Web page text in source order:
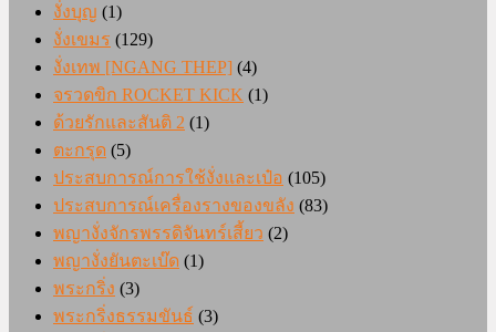
งั่งบุญ (1)
งั่งเขมร (129)
งั่งเทพ [NGANG THEP] (4)
จรวดขิก ROCKET KICK (1)
ด้วยรักและสันติ 2 (1)
ตะกรุด (5)
ประสบการณ์การใช้งั่งและเป๋อ (105)
ประสบการณ์เครื่องรางของขลัง (83)
พญางั่งจักรพรรดิจันทร์เสี้ยว (2)
พญางั่งยันตะเบ๊ด (1)
พระกริ่ง (3)
พระกริ่งธรรมขันธ์ (3)